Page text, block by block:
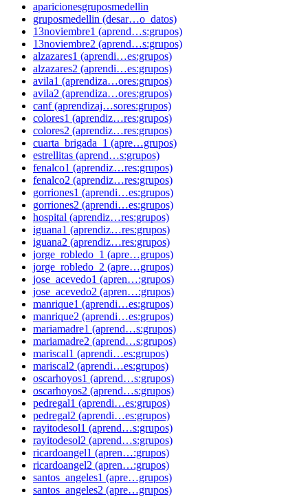
aparicionesgruposmedellin
gruposmedellin (desar…o_datos)
13noviembre1 (aprend…s:grupos)
13noviembre2 (aprend…s:grupos)
alzazares1 (aprendi…es:grupos)
alzazares2 (aprendi…es:grupos)
avila1 (aprendiza…ores:grupos)
avila2 (aprendiza…ores:grupos)
canf (aprendizaj…sores:grupos)
colores1 (aprendiz…res:grupos)
colores2 (aprendiz…res:grupos)
cuarta_brigada_1 (apre…grupos)
estrellitas (aprend…s:grupos)
fenalco1 (aprendiz…res:grupos)
fenalco2 (aprendiz…res:grupos)
gorriones1 (aprendi…es:grupos)
gorriones2 (aprendi…es:grupos)
hospital (aprendiz…res:grupos)
iguana1 (aprendiz…res:grupos)
iguana2 (aprendiz…res:grupos)
jorge_robledo_1 (apre…grupos)
jorge_robledo_2 (apre…grupos)
jose_acevedo1 (apren…:grupos)
jose_acevedo2 (apren…:grupos)
manrique1 (aprendi…es:grupos)
manrique2 (aprendi…es:grupos)
mariamadre1 (aprend…s:grupos)
mariamadre2 (aprend…s:grupos)
mariscal1 (aprendi…es:grupos)
mariscal2 (aprendi…es:grupos)
oscarhoyos1 (aprend…s:grupos)
oscarhoyos2 (aprend…s:grupos)
pedregal1 (aprendi…es:grupos)
pedregal2 (aprendi…es:grupos)
rayitodesol1 (aprend…s:grupos)
rayitodesol2 (aprend…s:grupos)
ricardoangel1 (apren…:grupos)
ricardoangel2 (apren…:grupos)
santos_angeles1 (apre…grupos)
santos_angeles2 (apre…grupos)